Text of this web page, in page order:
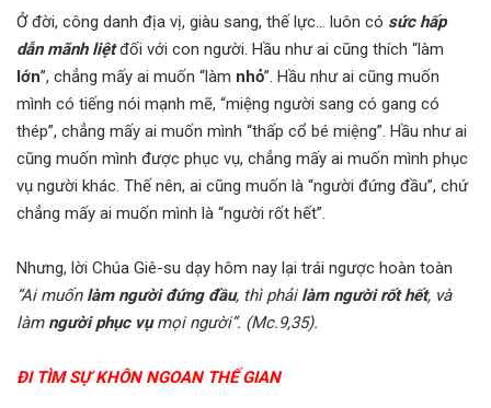
Ở đời, công danh địa vị, giàu sang, thế lực… luôn có sức hấp
dẫn mãnh liệtđối với con người. Hầu như ai cũng thích “làm
lớn”, chẳng mấy ai muốn “làm nhỏ”. Hầu như ai cũng muốn
mình có tiếng nói mạnh mẽ, “miệng người sang có gang có
thép”, chẳng mấy ai muốn mình “thấp cổ bé miệng”. Hầu như ai
cũng muốn mình được phục vụ, chẳng mấy ai muốn mình phục
vụ người khác. Thế nên, ai cũng muốn là “người đứng đầu”, chứ
chẳng mấy ai muốn mình là “người rốt hết”.
Nhưng, lời Chúa Giê-su dạy hôm nay lại trái ngược hoàn toàn
“Ai muốn làm người đứng đầu, thì phải làm người rốt hết, và
làm người phục vụmọi người”. (Mc.9,35).
ĐI TÌM SỰ KHÔN NGOAN THẾ GIAN